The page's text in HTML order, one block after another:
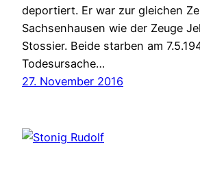
deportiert. Er war zur gleichen
Sachsenhausen wie der Zeuge
Stossier. Beide starben am
Todesursache…
27. November 2016